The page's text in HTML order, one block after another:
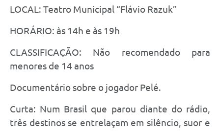
LOCAL: Teatro Municipal “Flávio Razuk”
HORÁRIO: às 14h e às 19h
CLASSIFICAÇÃO: Não recomendado para
menores de 14 anos
Documentário sobre o jogador Pelé.
Curta: Num Brasil que parou diante do rádio,
três destinos se entrelaçam em silêncio, suor e